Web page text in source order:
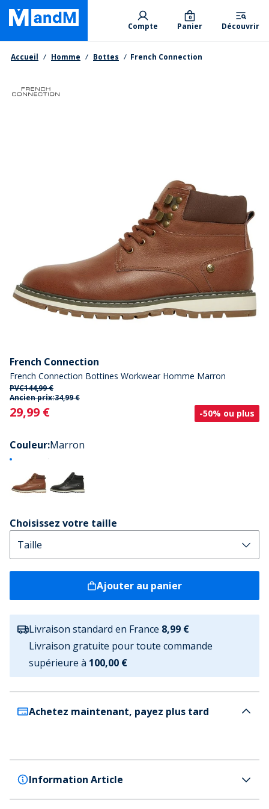
Skip
main
content
Primary departments
Compte Panier
0
Découvrir
Fil d'Ariane
Accueil Homme Bottes French Connection
French Connection
French Connection Bottines Workwear Homme Marron
PVC144,99 €
Ancien prix:34,99 €
Current
29,99 € -50% ou plus
Couleur:Marron
Choisissez votre taille
Ajouter au panier
Livraison standard en France 8,99 €
Livraison gratuite pour toute commande
supérieure à 100,00 €
Achetez maintenant, payez plus tard
Information Article